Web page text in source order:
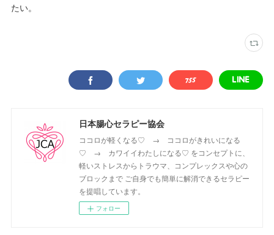
たい。
日本腸心セラピー協会
ココロが軽くなる♡ → ココロがきれいになる
♡ → カワイイわたしになる♡ をコンセプトに、
軽いストレスからトラウマ、コンプレックスや心の
ブロックまで ご自身でも簡単に解消できるセラピー
を提唱しています。
フォロー